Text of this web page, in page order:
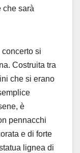
che sarà
si
Costruita tra
che si erano
è
pennacchi
e di forte
lignea di